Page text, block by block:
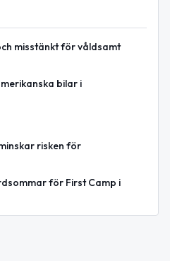
misstänkt för våldsamt
bilar i
risken för
för First Camp i